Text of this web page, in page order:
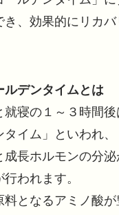
、効果的にリカバ
ルデンタイムとは
就寝の１～３時間
イム」といわれ、
成長ホルモンの分
行われます。
料となるアミノ酸が